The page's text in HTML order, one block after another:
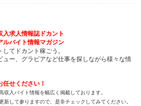
求人情報誌ドカント
ルバイト情報マガジン
てドカント稼ごう。
ー、グラビアなど仕事を探しながら様々な情
せください！
収入バイト情報を幅広く掲載しております。
して参りますので、是非チェックしてみてください。